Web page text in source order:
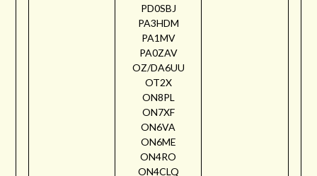
PD0SBJ
PA3HDM
PA1MV
PA0ZAV
OZ/DA6UU
OT2X
ON8PL
ON7XF
ON6VA
ON6ME
ON4RO
ON4CLQ